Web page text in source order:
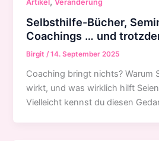
Artikel Veränderung
Selbsthilfe-Bücher,
Coachings … und
Birgit/14. September 2025
Coaching bringt nichts? Warum
wirkt, und was wirklich hilft
Vielleicht kennst du diesen